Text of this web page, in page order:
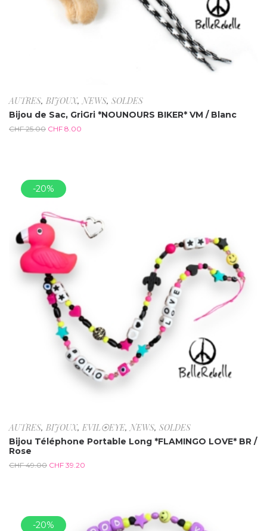
AUTRES, BIJOUX,NEWS, SOLDES
Bijou de Sac, GriGri *NOUNOURS BIKER* VM / Blanc
CHF25.00 CHF 8.00
-20%
AUTRES, BIJOUX, EVIL⦿EYE,NEWS, SOLDES
Bijou Téléphone Portable Long *FLAMINGO LOVE* BR /
Rose
CHF49.00 CHF 39.20
-20%